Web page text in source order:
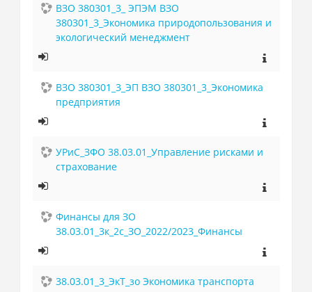
ВЗО 380301_3_ ЭПЭМ ВЗО
380301_3_Экономика природопользования и
экологический менеджмент
ВЗО 380301_3_ЭП ВЗО 380301_3_Экономика
предприятия
УРиС_ЗФО 38.03.01_Управление рисками и
страхование
Финансы для ЗО
38.03.01_3к_2с_ЗО_2022/2023_Финансы
38.03.01_3_ЭкТ_зо Экономика транспорта